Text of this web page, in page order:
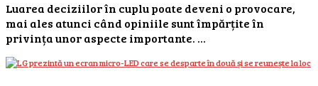
Luarea deciziilor în cuplu poate deveni o provocare,
mai ales atunci când opiniile sunt împărțite în
privința unor aspecte importante. ...